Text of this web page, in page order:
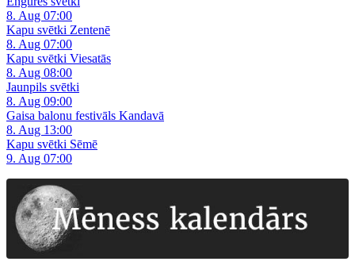
8. Aug 07:00
Kapu svētki Zentenē
8. Aug 07:00
Kapu svētki Viesatās
8. Aug 08:00
Jaunpils svētki
8. Aug 09:00
Gaisa balonu festivāls Kandavā
8. Aug 13:00
Kapu svētki Sēmē
9. Aug 07:00